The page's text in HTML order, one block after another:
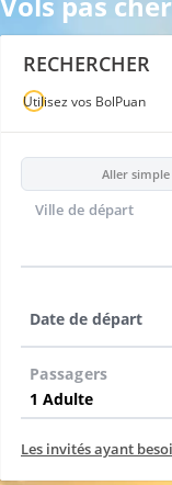
RECHERCHER
Utilisez vos BolPuan
Aller simple
Ville de départ
Date de départ
Passagers
Les invités ayant